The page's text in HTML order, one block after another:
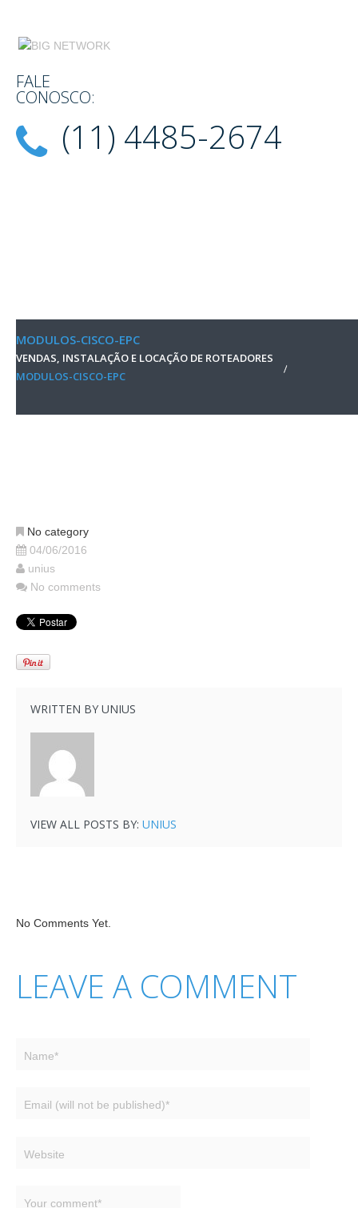
FALE
CONOSCO:
(11) 4485-2674
MODULOS-CISCO-EPC
VENDAS, INSTALAÇÃO E LOCAÇÃO DE ROTEADORES
MODULOS-CISCO-EPC
No category
04/06/2016
unius
No comments
WRITTEN BY UNIUS
VIEW ALL POSTS BY: UNIUS
No Comments Yet.
LEAVE A COMMENT